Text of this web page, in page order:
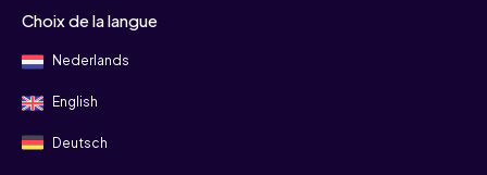
Choix de la langue
Nederlands
English
Deutsch